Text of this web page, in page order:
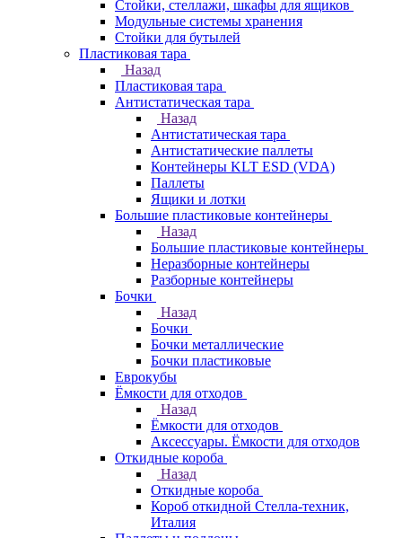
Стойки, стеллажи, шкафы для ящиков
Модульные системы хранения
Стойки для бутылей
Пластиковая тара
Назад
Пластиковая тара
Антистатическая тара
Назад
Антистатическая тара
Антистатические паллеты
Контейнеры KLT ESD (VDA)
Паллеты
Ящики и лотки
Большие пластиковые контейнеры
Назад
Большие пластиковые контейнеры
Неразборные контейнеры
Разборные контейнеры
Бочки
Назад
Бочки
Бочки металлические
Бочки пластиковые
Еврокубы
Ёмкости для отходов
Назад
Ёмкости для отходов
Аксессуары. Ёмкости для отходов
Откидные короба
Назад
Откидные короба
Короб откидной Стелла-техник,
Италия